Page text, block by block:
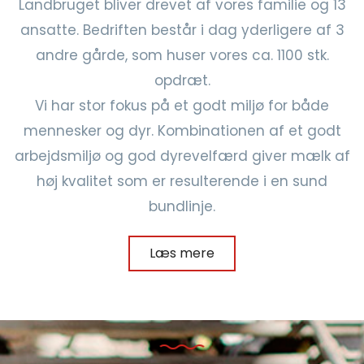
Landbruget bliver drevet af vores familie og 13
ansatte. Bedriften består i dag yderligere af 3
andre gårde, som huser vores ca. 1100 stk.
opdræt.
Vi har stor fokus på et godt miljø for både
mennesker og dyr. Kombinationen af et godt
arbejdsmiljø og god dyrevelfærd giver mælk af
høj kvalitet som er resulterende i en sund
bundlinje.
Læs mere